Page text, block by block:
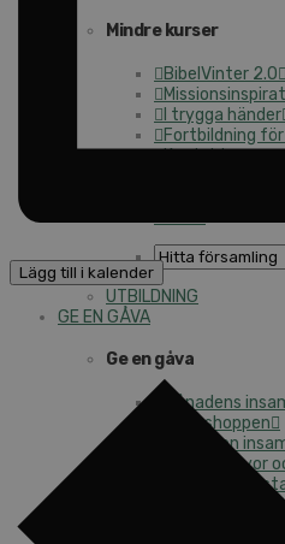
Mindre kurser
BibelVinter 2.0
I trygga händer
Fortbildning
Kontakt
UTBILDNING
GE EN GÅVA
Ge en gåva
Månadens
Gåvoshoppen
Starta en
Högtidsgåvor
Att skriva
Lägg till i kalender